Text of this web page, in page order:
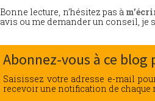
Bonne lecture, n’hésitez pas à
avis ou me demander un conseil, je
Abonnez-vous à ce blog
Saisissez votre adresse e-mail
recevoir une notification de chaque